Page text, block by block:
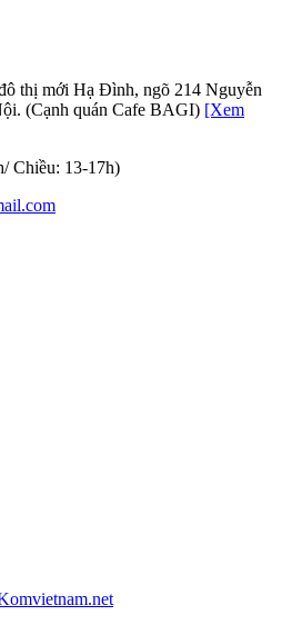
thị mới Hạ Đình, ngõ 214 Nguyễn
(Cạnh quán Cafe BAGI) [Xem
Chiều: 13-17h)